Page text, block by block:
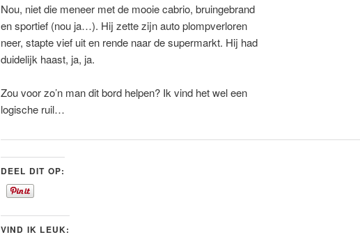
Nou, niet die meneer met de mooie cabrio, bruingebrand
en sportief (nou ja…). Hij zette zijn auto plompverloren
neer, stapte vief uit en rende naar de supermarkt. Hij had
duidelijk haast, ja, ja.
Zou voor zo’n man dit bord helpen? Ik vind het wel een
logische ruil…
DEEL DIT OP:
VIND IK LEUK: